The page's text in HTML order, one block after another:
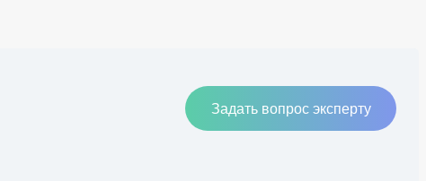
Задать вопрос эксперту